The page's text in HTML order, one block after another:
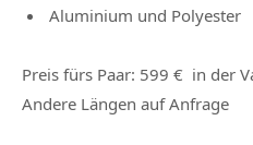
Aluminium und Polyester
Preis fürs Paar: 599 € in der
Andere Längen auf Anfrage